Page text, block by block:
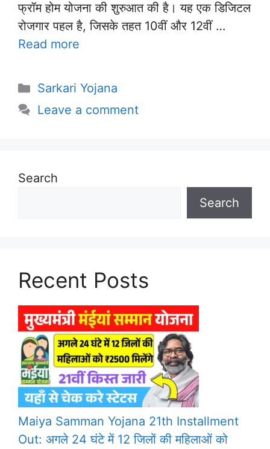
फ्रॉम होम योजना की शुरुआत की है। यह एक डिजिटल
रोजगार पहल है, जिसके तहत 10वीं और 12वीं …
Read more
Categories
Sarkari Yojana
Leave a comment
Search
Search
Recent Posts
Maiya Samman Yojana 21th Installment
Out: अगले 24 घंटे में 12 जिलों की महिलाओं को